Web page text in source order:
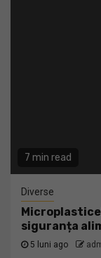
7 min read
Diverse
siguranța
5 luni ago